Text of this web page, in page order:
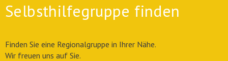
Selbsthilfegruppe finden
Finden Sie eine Regionalgruppe in Ihrer Nähe.
Wir freuen uns auf Sie.